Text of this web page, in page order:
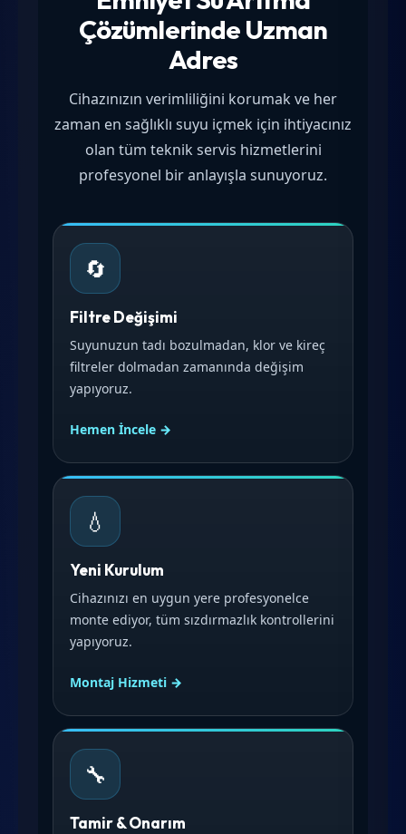
Çözümlerinde Uzman
Adres
Cihazınızın verimliliğini korumak ve her
zaman en sağlıklı suyu içmek için ihtiyacınız
olan tüm teknik servis hizmetlerini
profesyonel bir anlayışla sunuyoruz.
🔄
Filtre Değişimi
Suyunuzun tadı bozulmadan, klor ve kireç
filtreler dolmadan zamanında değişim
yapıyoruz.
Hemen İncele →
💧
Yeni Kurulum
Cihazınızı en uygun yere profesyonelce
monte ediyor, tüm sızdırmazlık kontrollerini
yapıyoruz.
Montaj Hizmeti →
🔧
Tamir & Onarım